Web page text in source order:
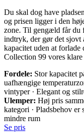
Du skal dog have
og prisen ligger i den
zone. Til gengæld får du
indtryk, der gør det sjovt
kapacitet uden at
Collection 99 vores
Fordele: Stor kapacitet
uafhængige
vintyper · Elegant og
Ulemper: Høj pris
kategori · Pladsbehov
mindre rum
Se pris